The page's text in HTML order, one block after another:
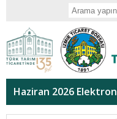
Haziran 2026